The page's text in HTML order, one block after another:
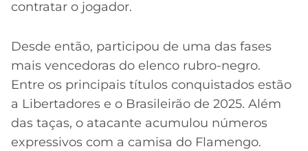
contratar o jogador.
Desde então, participou de uma das fases
mais vencedoras do elenco rubro-negro.
Entre os principais títulos conquistados estão
a Libertadores e o Brasileirão de 2025. Além
das taças, o atacante acumulou números
expressivos com a camisa do Flamengo.